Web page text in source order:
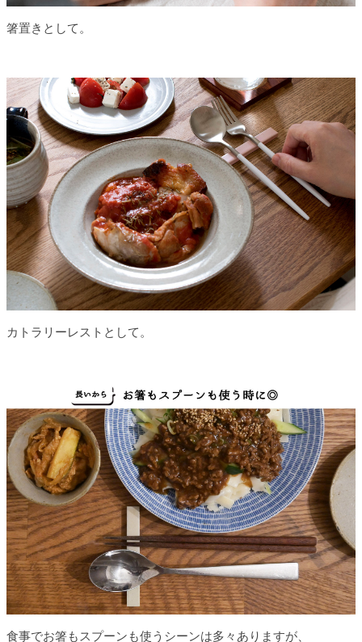
箸置きとして。
カトラリーレストとして。
食事でお箸もスプーンも使うシーンは多々ありますが、